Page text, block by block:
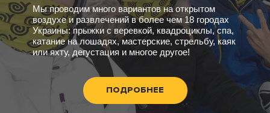
Мы проводим много вариантов на открытом
воздухе и развлечений в более чем 18 городах
Украины: прыжки с веревкой, квадроциклы, спа,
катание на лошадях, мастерские, стрельбу, каяк
или яхту, дегустация и многое другое!
ПОДРОБНЕЕ